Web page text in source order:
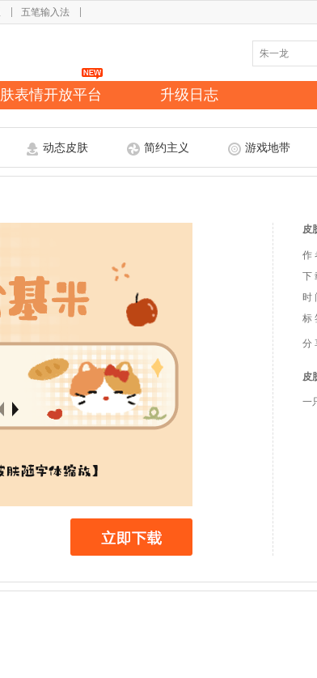
五笔输入法
表情开放平台 升级日志
动态皮肤 简约主义 游戏地带
皮
作
下
时
标
分
皮
一